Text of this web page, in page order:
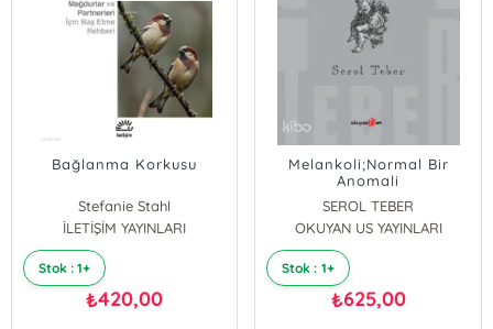
Bağlanma Korkusu
Stefanie Stahl
İLETİŞİM YAYINLARI
Stok : 1+
₺420,00
Melankoli;Normal Bir
Anomali
SEROL TEBER
OKUYAN US YAYINLARI
Stok : 1+
₺625,00